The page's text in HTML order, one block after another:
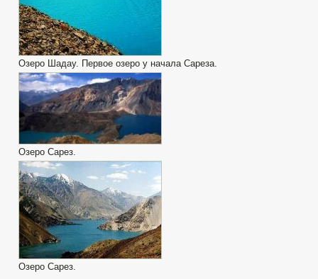
Озеро Шадау. Первое озеро у начала Сареза.
Озеро Сарез.
Озеро Сарез.